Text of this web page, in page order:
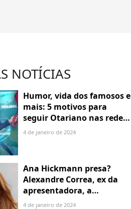
NOTÍCIAS
Humor, vida dos famosos e
mais: 5 motivos para
seguir Otariano nas redes
sociais
4 de janeiro de 2024
Ana Hickmann presa?
Alexandre Correa, ex da
apresentadora, a
denuncia por alienação
4 de janeiro de 2024